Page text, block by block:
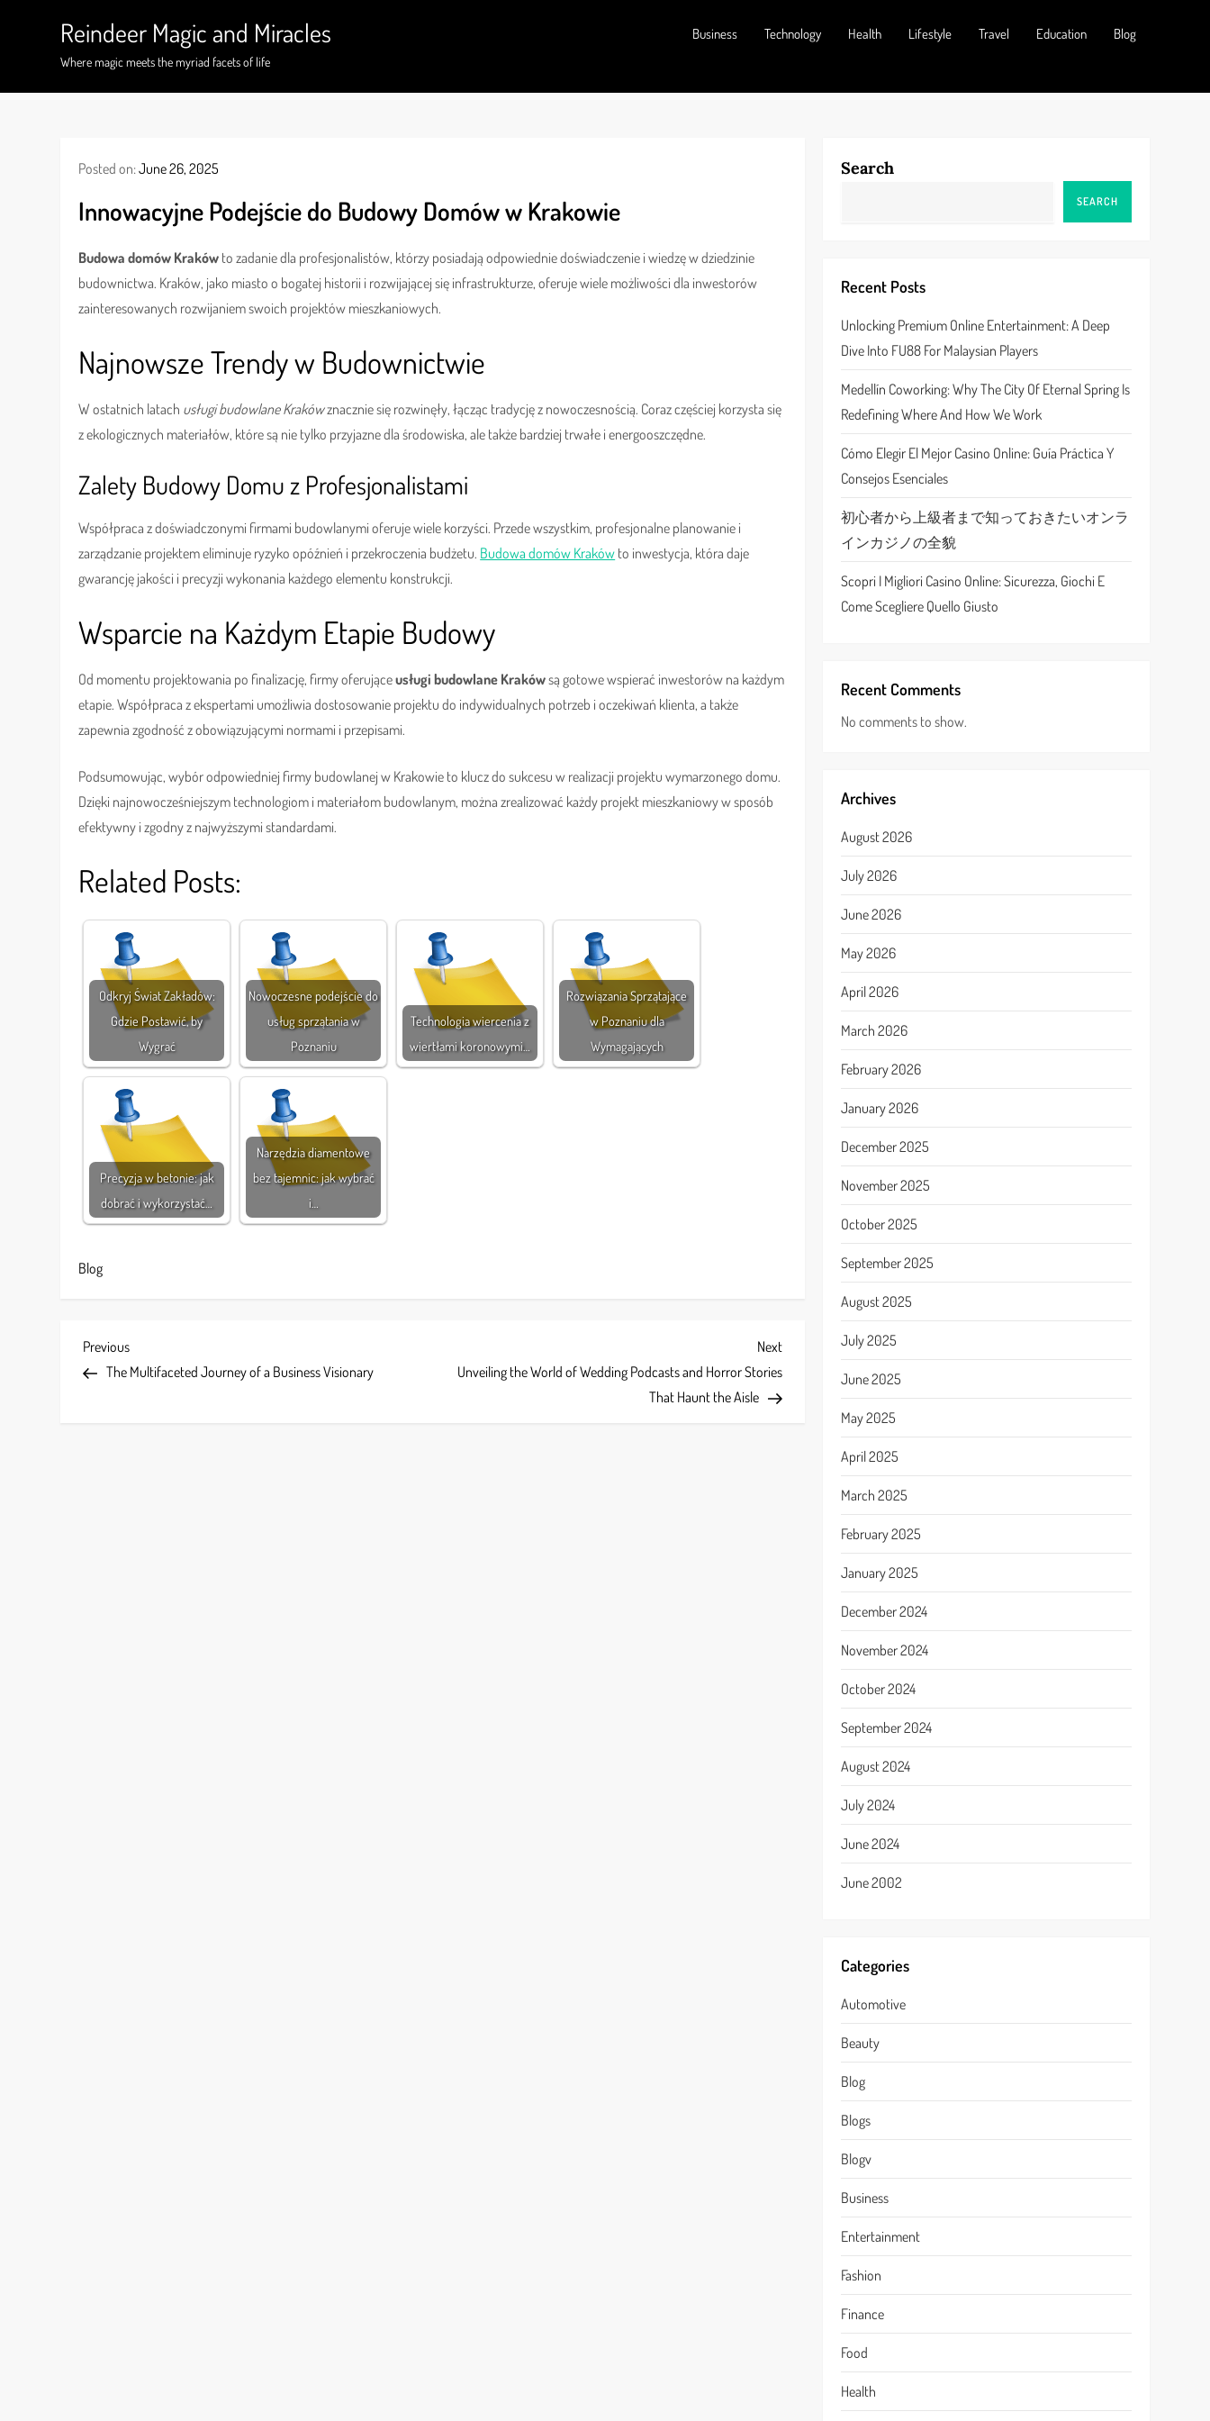
Reindeer Magic and Miracles
Where magic meets the myriad facets of life
Business Technology Health Lifestyle Travel Education Blog
Posted on:June 26, 2025
Innowacyjne Podejście do Budowy Domów w Krakowie
Budowa domów Kraków to zadanie dla profesjonalistów, którzy posiadają odpowiednie doświadczenie i wiedzę w dziedzinie
budownictwa. Kraków, jako miasto o bogatej historii i rozwijającej się infrastrukturze, oferuje wiele możliwości dla inwestorów
zainteresowanych rozwijaniem swoich projektów mieszkaniowych.
Najnowsze Trendy w Budownictwie
W ostatnich latach usługi budowlane Krakówznacznie się rozwinęły, łącząc tradycję z nowoczesnością. Coraz częściej korzysta się
z ekologicznych materiałów, które są nie tylko przyjazne dla środowiska, ale także bardziej trwałe i energooszczędne.
Zalety Budowy Domu z Profesjonalistami
Współpraca z doświadczonymi firmami budowlanymi oferuje wiele korzyści. Przede wszystkim, profesjonalne planowanie i
zarządzanie projektem eliminuje ryzyko opóźnień i przekroczenia budżetu. Budowa domów Kraków to inwestycja, która daje
gwarancję jakości i precyzji wykonania każdego elementu konstrukcji.
Wsparcie na Każdym Etapie Budowy
Od momentu projektowania po finalizację, firmy oferująceusługi budowlane Krakówsą gotowe wspierać inwestorów na każdym
etapie. Współpraca z ekspertami umożliwia dostosowanie projektu do indywidualnych potrzeb i oczekiwań klienta, a także
zapewnia zgodność z obowiązującymi normami i przepisami.
Podsumowując, wybór odpowiedniej firmy budowlanej w Krakowie to klucz do sukcesu w realizacji projektu wymarzonego domu.
Dzięki najnowocześniejszym technologiom i materiałom budowlanym, można zrealizować każdy projekt mieszkaniowy w sposób
efektywny i zgodny z najwyższymi standardami.
Related Posts:
Odkryj Świat Zakładów:
Gdzie Postawić, by
Wygrać
Nowoczesne podejście do
usług sprzątania w
Poznaniu
Technologia wiercenia z
wiertłami koronowymi…
Rozwiązania Sprzątające
w Poznaniu dla
Wymagających
Precyzja w betonie: jak
dobrać i wykorzystać…
Narzędzia diamentowe
bez tajemnic: jak wybrać
i…
Blog
P
o
Previous
Post
Previous
The Multifaceted Journey of a Business Visionary
Next
Post
Next
Unveiling the World of Wedding Podcasts and Horror Stories
That Haunt the Aisle
Search
SEARCH
Recent Posts
Unlocking Premium Online Entertainment: A Deep
Dive Into FU88 For Malaysian Players
Medellín Coworking: Why The City Of Eternal Spring Is
Redefining Where And How We Work
Cómo Elegir El Mejor Casino Online: Guía Práctica Y
Consejos Esenciales
初心者から上級者まで知っておきたいオンラ
インカジノの全貌
Scopri I Migliori Casino Online: Sicurezza, Giochi E
Come Scegliere Quello Giusto
Recent Comments
No comments to show.
Archives
August 2026
July 2026
June 2026
May 2026
April 2026
March 2026
February 2026
January 2026
December 2025
November 2025
October 2025
September 2025
August 2025
July 2025
June 2025
May 2025
April 2025
March 2025
February 2025
January 2025
December 2024
November 2024
October 2024
September 2024
August 2024
July 2024
June 2024
June 2002
Categories
Automotive
Beauty
Blog
Blogs
Blogv
Business
Entertainment
Fashion
Finance
Food
Health